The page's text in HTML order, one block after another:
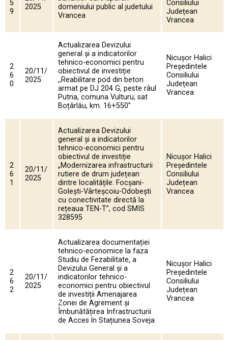
5
9
2025
domeniului public al judetului
Vrancea
Consiliului
Județean
Vrancea
2
6
0
20/11/
2025
Actualizarea Devizului
general și a indicatorilor
tehnico-economici pentru
obiectivul de investiție
,,Reabilitare pod din beton
armat pe DJ 204 G, peste râul
Putna, comuna Vulturu, sat
Boțârlău, km. 16+550”
Nicușor Halici
Președintele
Consiliului
Județean
Vrancea
2
6
1
20/11/
2025
Actualizarea Devizului
general și a indicatorilor
tehnico-economici pentru
obiectivul de investiție
„Modernizarea infrastructurii
rutiere de drum județean
dintre localitățile: Focșani-
Golești-Vârteșcoiu-Odobești
cu conectivitate directă la
rețeaua TEN-T”, cod SMIS
328595
Nicușor Halici
Președintele
Consiliului
Județean
Vrancea
2
6
2
20/11/
2025
Actualizarea documentației
tehnico-economice la faza
Studiu de Fezabilitate, a
Devizului General și a
indicatorilor tehnico-
economici pentru obiectivul
de investiții Amenajarea
Zonei de Agrement și
Îmbunătățirea Infrastructurii
de Acces în Stațiunea Soveja
Nicușor Halici
Președintele
Consiliului
Județean
Vrancea